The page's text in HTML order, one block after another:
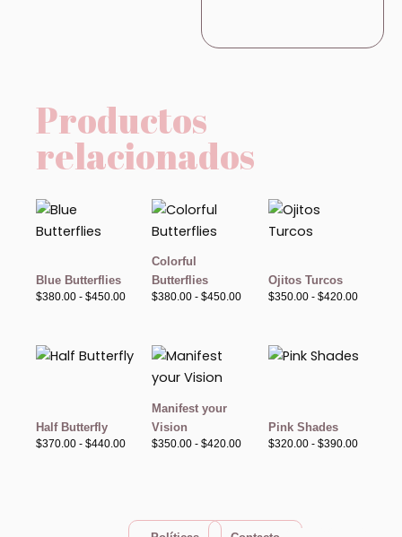
Productos
relacionados
Blue Butterflies
$380.00 - $450.00
Rango
precios:
$380.00
$450.00
Colorful
Butterflies
$380.00 - $450.00
Rango
precios:
$450.00Ojitos Turcos
$350.00 - $420.00
Half Butterfly
$370.00 - $440.00
Rango
de
precios:
$370.00
$440.00
Manifest your
Vision
$350.00 - $420.00
Rango
$420.00Pink Shades
$320.00 - $390.00
Rango
de